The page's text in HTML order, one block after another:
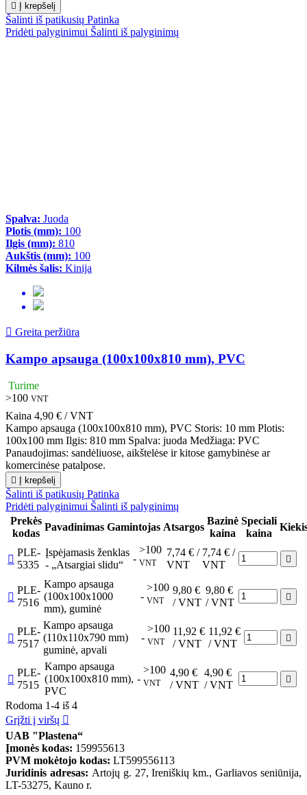
 Į krepšelį
Šalinti iš patikusių Patinka
Pridėti palyginimui Šalinti iš palyginimų
Spalva: Juoda
Plotis (mm): 100
Ilgis (mm): 810
Aukštis (mm): 100
Kilmės šalis: Kinija
 Greita peržiūra
Kampo apsauga (100x100x810 mm), PVC
Turime
>100 VNT
Kaina 4,90 € / VNT
Kampo apsauga (100x100x810 mm), PVC Storis: 10 mm Plotis:
100x100 mm Ilgis: 810 mm Spalva: juoda Medžiaga: PVC
Panaudojimas: sandėliuose, aikštelėse ir kitose gamybinėse ar
komercinėse patalpose.
 Į krepšelį
Šalinti iš patikusių Patinka
Pridėti palyginimui Šalinti iš palyginimų
Prekės
kodas
Pavadinimas Gamintojas Atsargos
Bazinė
kaina
Speciali
kaina

PLE-
5335
Įspėjamasis ženklas
- „Atsargiai slidu“
-
>100
VNT
7,74 € /
VNT
7,74 € /
VNT


PLE-
7516
Kampo apsauga
(100x100x1000
mm), guminė
-
>100
VNT
9,80 €
/ VNT
9,80 €
/ VNT


PLE-
7517
Kampo apsauga
(110x110x790 mm)
guminė, apvali
-
>100
VNT
11,92 €
/ VNT
11,92 €
/ VNT


PLE-
7515
Kampo apsauga
(100x100x810 mm),
PVC
-
>100
VNT
4,90 €
/ VNT
4,90 €
/ VNT

Rodoma 1-4 iš 4
Grįžti į viršų 
UAB "Plastena“
Įmonės kodas: 159955613
PVM mokėtojo kodas: LT599556113
Juridinis adresas: Artojų g. 27, Ireniškių km., Garliavos seniūnija,
LT-53275, Kauno r.